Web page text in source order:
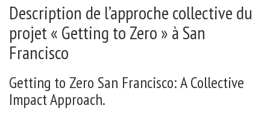
Description de l’approche collective du
projet « Getting to Zero » à San
Francisco
Getting to Zero San Francisco: A Collective
Impact Approach.